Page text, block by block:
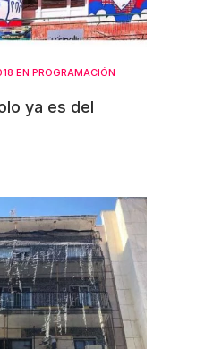
EN PROGRAMACIÓN
ya es del